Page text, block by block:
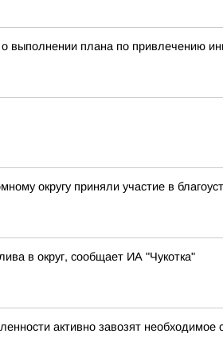
плана по привлечению
округу приняли участие в
в округ, сообщает ИА "Чукотка"
активно завозят необходимое